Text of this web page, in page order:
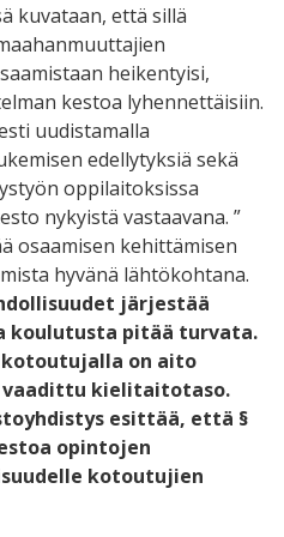
kuvataan, että sillä
heikentyisi,
kestoa lyhennettäisiin.
uudistamalla
edellytyksiä sekä
oppilaitoksissa
nykyistä vastaavana. ”
osaamisen kehittämisen
hyvänä lähtökohtana.
järjestää
pitää turvata.
on aito
vaadittu kielitaitotaso.
esittää, että §
opintojen
kotoutujien